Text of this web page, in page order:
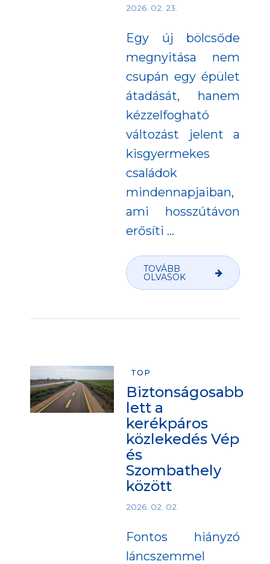
2026. 02. 23.
Egy új bölcsőde
megnyitása nem
csupán egy épület
átadását, hanem
kézzelfogható
változást jelent a
kisgyermekes
családok
mindennapjaiban,
ami hosszútávon
erősíti …
TOVÁBB
OLVASOK
TOP
Biztonságosabb
lett a
kerékpáros
közlekedés Vép
és
Szombathely
között
2026. 02. 02.
Fontos hiányzó
láncszemmel